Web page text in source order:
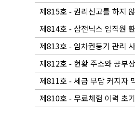
제815호 - 권리신고를 하지
제814호 - 삼전닉스 임직원
제813호 - 임차권등기 관리
제812호 - 현황 주소와 공부
제811호 - 세금 부담 커지자
제810호 - 무료체험 이력 초